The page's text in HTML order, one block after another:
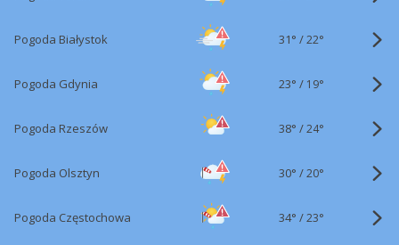
Pogoda Białystok 31° /22°
Pogoda Gdynia 23° / 19°
Pogoda Rzeszów 38° /24°
Pogoda Olsztyn 30° /20°
Pogoda Częstochowa 34° /23°